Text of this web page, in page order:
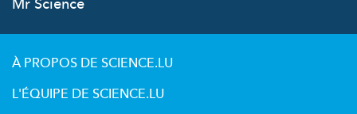
Mr Science
À PROPOS DE SCIENCE.LU
L'ÉQUIPE DE SCIENCE.LU